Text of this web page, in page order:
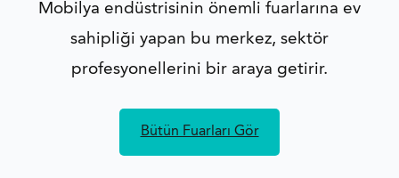
Mobilya endüstrisinin önemli fuarlarına ev
sahipliği yapan bu merkez, sektör
profesyonellerini bir araya getirir.
Bütün Fuarları Gör